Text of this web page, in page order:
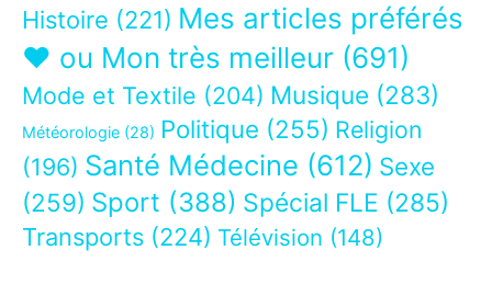
Histoire (221) Mes articles préférés
❤ ou Mon très meilleur (691)
Mode et Textile (204) Musique (283)
Météorologie (28) Politique (255) Religion
(196) Santé Médecine (612) Sexe
(259) Sport (388) Spécial FLE (285)
Transports (224) Télévision (148)